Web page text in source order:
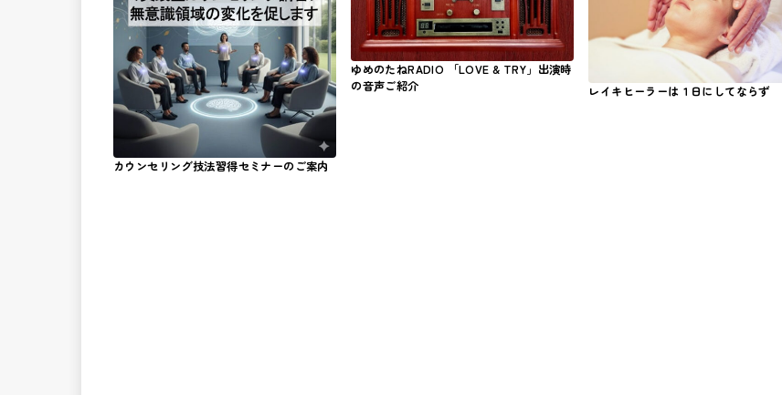
カウンセリング技法習得セミナーのご案内
ゆめのたねRADIO 「LOVE & TRY」出演時
の音声ご紹介
レイキヒーラーは１日にしてならず